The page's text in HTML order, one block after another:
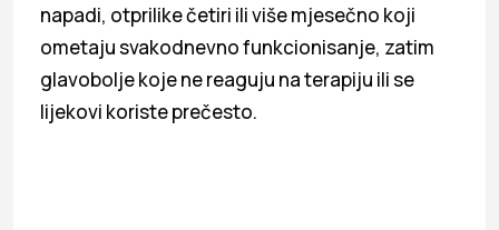
napadi, otprilike četiri ili više mjesečno koji
ometaju svakodnevno funkcionisanje, zatim
glavobolje koje ne reaguju na terapiju ili se
lijekovi koriste prečesto.